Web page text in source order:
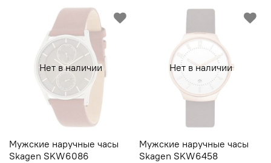
Нет в наличии
Мужские наручные часы
Skagen SKW6086
Нет в наличии
Мужские наручные часы
Skagen SKW6458